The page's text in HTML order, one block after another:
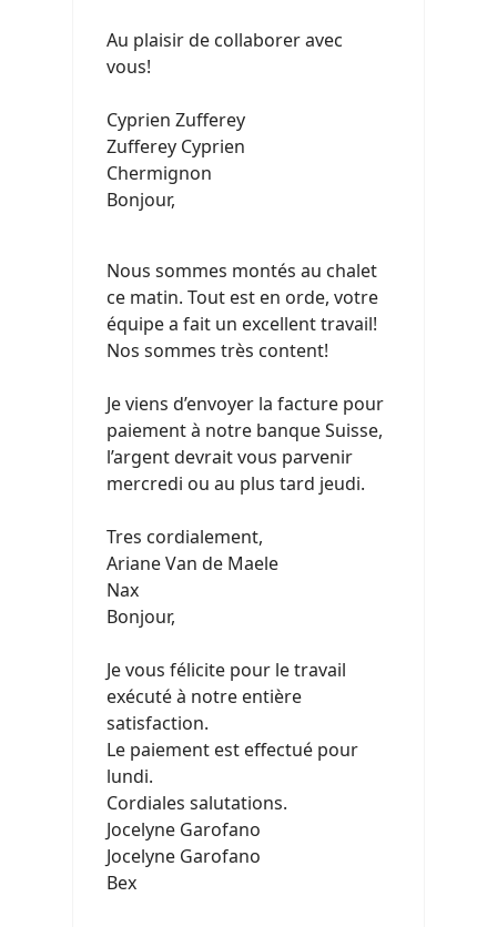
Au plaisir de collaborer avec
vous!
Cyprien Zufferey
Zufferey Cyprien
Chermignon
Bonjour,
Nous sommes montés au chalet
ce matin. Tout est en orde, votre
équipe a fait un excellent travail!
Nos sommes très content!
Je viens d’envoyer la facture pour
paiement à notre banque Suisse,
l’argent devrait vous parvenir
mercredi ou au plus tard jeudi.
Tres cordialement,
Ariane Van de Maele
Nax
Bonjour,
Je vous félicite pour le travail
exécuté à notre entière
satisfaction.
Le paiement est effectué pour
lundi.
Cordiales salutations.
Jocelyne Garofano
Jocelyne Garofano
Bex